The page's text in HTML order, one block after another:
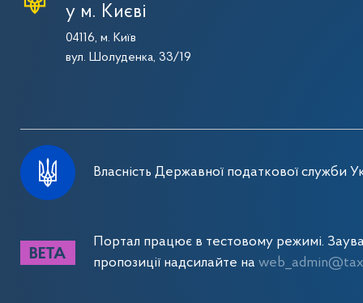
у м. Києві
04116, м. Київ
вул. Шолуденка, 33/19
Власність Державної податкової служби
Портал працює в тестовому режимі.
пропозиції надсилайте на